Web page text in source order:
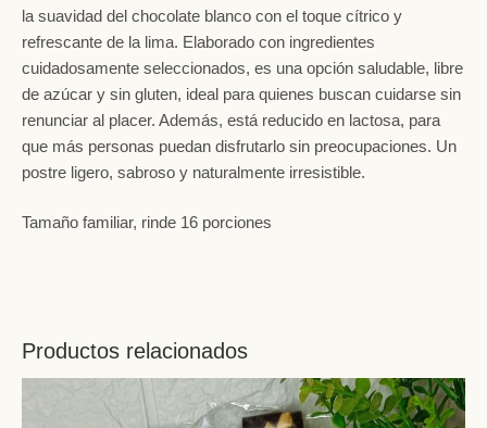
la suavidad del chocolate blanco con el toque cítrico y
refrescante de la lima. Elaborado con ingredientes
cuidadosamente seleccionados, es una opción saludable, libre
de azúcar y sin gluten, ideal para quienes buscan cuidarse sin
renunciar al placer. Además, está reducido en lactosa, para
que más personas puedan disfrutarlo sin preocupaciones. Un
postre ligero, sabroso y naturalmente irresistible.
Tamaño familiar, rinde 16 porciones
Productos relacionados